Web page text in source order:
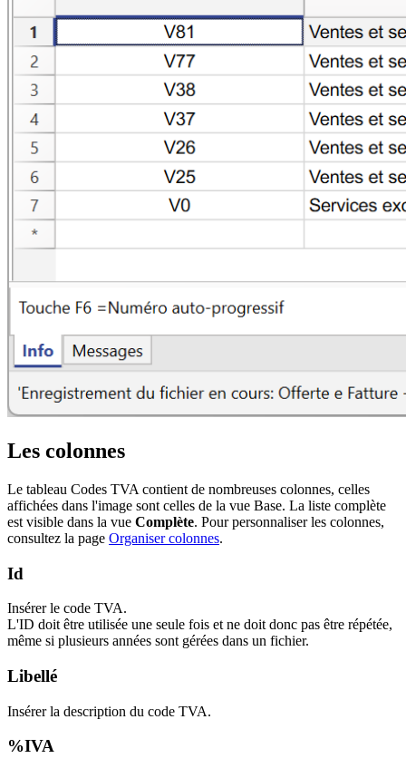
Les colonnes
Le tableau Codes TVA contient de nombreuses colonnes, celles
affichées dans l'image sont celles de la vue Base. La liste complète
est visible dans la vue Complète. Pour personnaliser les colonnes,
consultez la page Organiser colonnes.
Id
Insérer le code TVA.
L'ID doit être utilisée une seule fois et ne doit donc pas être répétée,
même si plusieurs années sont gérées dans un fichier.
Libellé
Insérer la description du code TVA.
%IVA